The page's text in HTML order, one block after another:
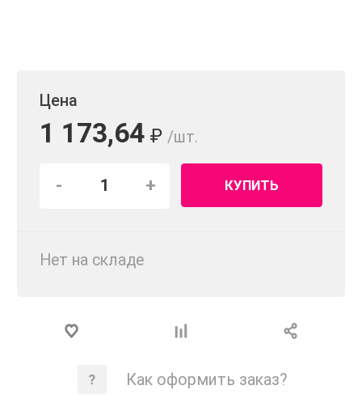
Цена
1 173,64 ₽ /шт.
- + КУПИТЬ
Нет на складе
Как оформить заказ?